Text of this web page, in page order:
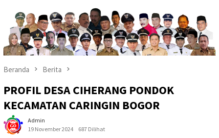
Beranda Berita
PROFIL DESA CIHERANG PONDOK
KECAMATAN CARINGIN BOGOR
Admin
19 November 2024
687 Dilihat